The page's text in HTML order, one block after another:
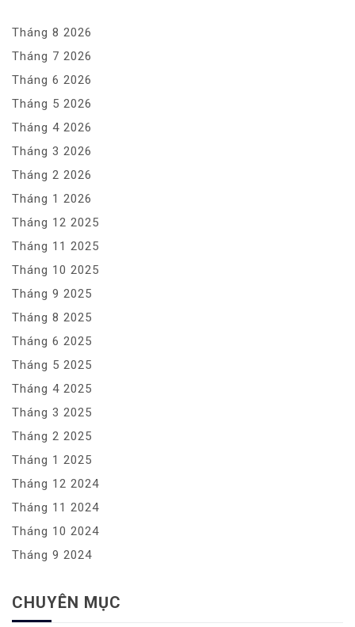
Tháng 8 2026
Tháng 7 2026
Tháng 6 2026
Tháng 5 2026
Tháng 4 2026
Tháng 3 2026
Tháng 2 2026
Tháng 1 2026
Tháng 12 2025
Tháng 11 2025
Tháng 10 2025
Tháng 9 2025
Tháng 8 2025
Tháng 6 2025
Tháng 5 2025
Tháng 4 2025
Tháng 3 2025
Tháng 2 2025
Tháng 1 2025
Tháng 12 2024
Tháng 11 2024
Tháng 10 2024
Tháng 9 2024
CHUYÊN MỤC